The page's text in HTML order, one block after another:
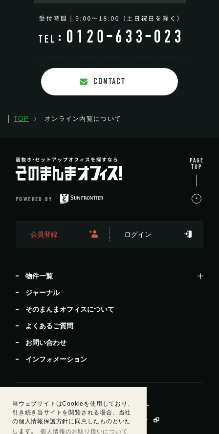
当ウェブサイトはCookieを使用しており、
引き続き当サイトを閲覧される場合、当社
の個人情報保護方針に同意したものといた
します。
個人情報のお取り扱いについて
CONTACT
TOP オンライン内覧について
POWERED BY
会員登録 ログイン
物件一覧
ジャーナル
そのまんまオフィスについて
よくあるご質問
お問い合わせ
インフォメーション
居抜きで退去したい方 ビルオーナー・管理会社様へ
運営会社情報 会員規約 個人情報保護方針
PAGE
TOP